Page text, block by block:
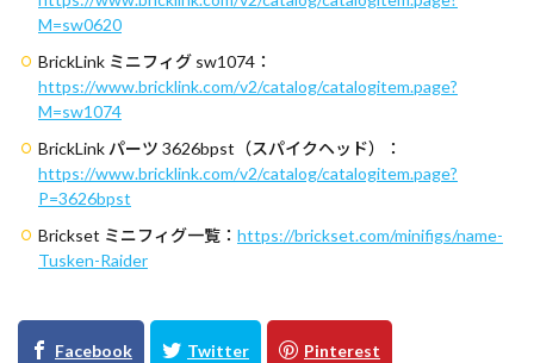
M=sw0620
BrickLink ミニフィグ sw1074：
https://www.bricklink.com/v2/catalog/catalogitem.page?
M=sw1074
BrickLink パーツ 3626bpst（スパイクヘッド）：
https://www.bricklink.com/v2/catalog/catalogitem.page?
P=3626bpst
Brickset ミニフィグ一覧： https://brickset.com/minifigs/name-
Tusken-Raider